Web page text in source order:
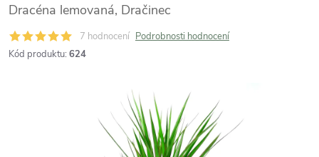
Dracéna lemovaná, Dračinec
7 hodnocení Podrobnosti hodnocení
Kód produktu: 624